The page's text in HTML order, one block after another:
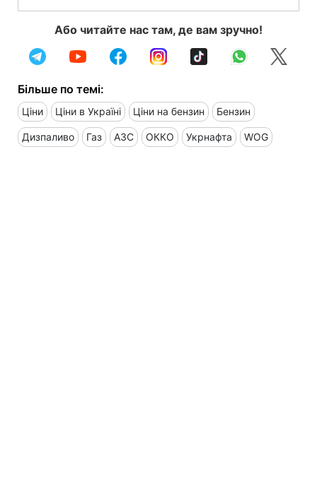
Або читайте нас там, де вам зручно!
Більше по темі:
Ціни Ціни в Україні Ціни на бензин Бензин
Дизпаливо Газ АЗС ОККО Укрнафта WOG